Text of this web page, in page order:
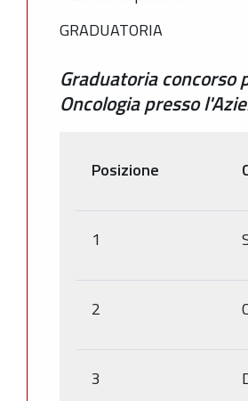
GRADUATORIA
Graduatoria concorso
Oncologia presso
Posizione
1
2
3